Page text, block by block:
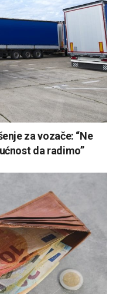
za vozače: “Ne
da radimo”